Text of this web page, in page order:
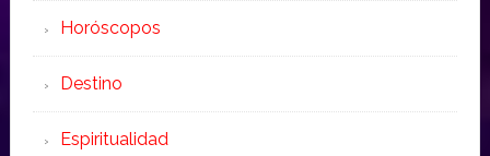
Horóscopos
Destino
Espiritualidad